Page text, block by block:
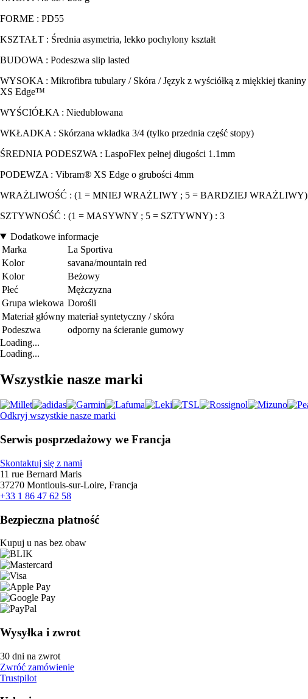
FORME : PD55
KSZTAŁT : Średnia asymetria, lekko pochylony kształt
BUDOWA : Podeszwa slip lasted
WYSOKA : Mikrofibra tubulary / Skóra / Język z wyściółką z miękkiej
XS Edge™
WYŚCIÓŁKA : Niedublowana
WKŁADKA : Skórzana wkładka 3/4 (tylko przednia część stopy)
ŚREDNIA PODESZWA : LaspoFlex pełnej długości 1.1mm
PODEWZA : Vibram® XS Edge o grubości 4mm
WRAŻLIWOŚĆ : (1 = MNIEJ WRAŻLIWY ; 5 = BARDZIEJ WRAŻLIWY)
SZTYWNOŚĆ : (1 = MASYWNY ; 5 = SZTYWNY) : 3
Dodatkowe informacje
Marka
La Sportiva
Kolor
savana/mountain red
Kolor
Beżowy
Płeć
Mężczyzna
Grupa wiekowa Dorośli
Materiał główny materiał syntetyczny / skóra
Podeszwa
odporny na ścieranie gumowy
Loading...
Loading...
Wszystkie nasze marki
Odkryj wszystkie nasze marki
Serwis posprzedażowy we Francja
Skontaktuj się z nami
11 rue Bernard Maris
37270 Montlouis-sur-Loire, Francja
+33 1 86 47 62 58
Bezpieczna płatność
Kupuj u nas bez obaw
Wysyłka i zwrot
30 dni na zwrot
Zwróć zamówienie
Trustpilot